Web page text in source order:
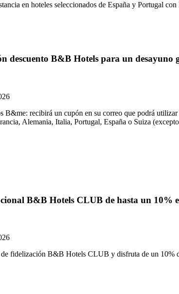
en hoteles seleccionados de España y Portugal
descuento B&B Hotels para un desayuno
B&me: recibirá un cupón en su correo que podrá
Alemania, Italia, Portugal, España o Suiza
B&B Hotels CLUB de hasta un 10%
fidelización B&B Hotels CLUB y disfruta de un 10%